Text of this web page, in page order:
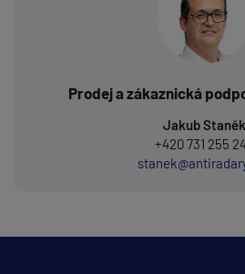
Prodej a zákaznická
Jakub Staněk
+420 731 255